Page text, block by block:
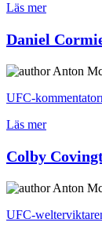
Läs mer
Daniel
Anton
UFC-
Läs mer
Colby
Anton
UFC-